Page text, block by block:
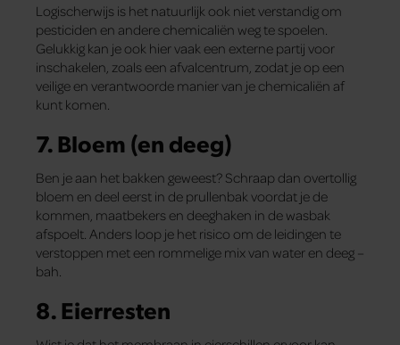
Logischerwijs is het natuurlijk ook niet verstandig om
pesticiden en andere chemicaliën weg te spoelen.
Gelukkig kan je ook hier vaak een externe partij voor
inschakelen, zoals een afvalcentrum, zodat je op een
veilige en verantwoorde manier van je chemicaliën af
kunt komen.
7. Bloem (en deeg)
Ben je aan het bakken geweest? Schraap dan overtollig
bloem en deel eerst in de prullenbak voordat je de
kommen, maatbekers en deeghaken in de wasbak
afspoelt. Anders loop je het risico om de leidingen te
verstoppen met een rommelige mix van water en deeg –
bah.
8. Eierresten